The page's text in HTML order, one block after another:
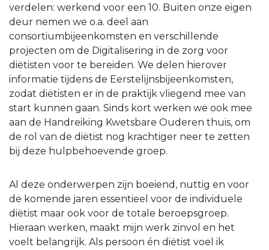
verdelen: werkend voor een 10. Buiten onze eigen
deur nemen we o.a. deel aan
consortiumbijeenkomsten en verschillende
projecten om de Digitalisering in de zorg voor
diëtisten voor te bereiden. We delen hierover
informatie tijdens de Eerstelijnsbijeenkomsten,
zodat diëtisten er in de praktijk vliegend mee van
start kunnen gaan. Sinds kort werken we ook mee
aan de Handreiking Kwetsbare Ouderen thuis, om
de rol van de diëtist nog krachtiger neer te zetten
bij deze hulpbehoevende groep.
Al deze onderwerpen zijn boeiend, nuttig en voor
de komende jaren essentieel voor de individuele
diëtist maar ook voor de totale beroepsgroep.
Hieraan werken, maakt mijn werk zinvol en het
voelt belangrijk. Als persoon én diëtist voel ik